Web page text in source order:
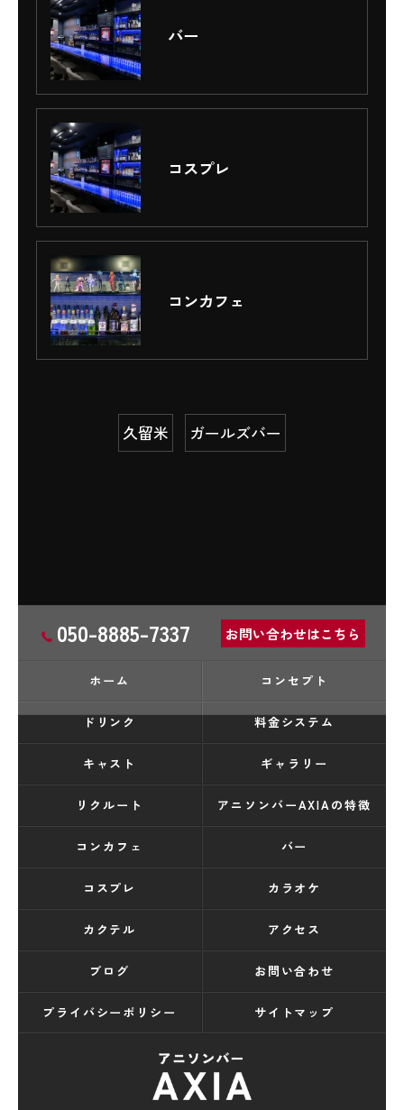
バー
コスプレ
コンカフェ
久留米 ガールズバー
050-8885-7337 お問い合わせはこちら
ホーム コンセプト
ドリンク 料金システム
キャスト ギャラリー
リクルート アニソンバーAXIAの特徴
コンカフェ バー
コスプレ カラオケ
カクテル アクセス
ブログ お問い合わせ
プライバシーポリシー サイトマップ